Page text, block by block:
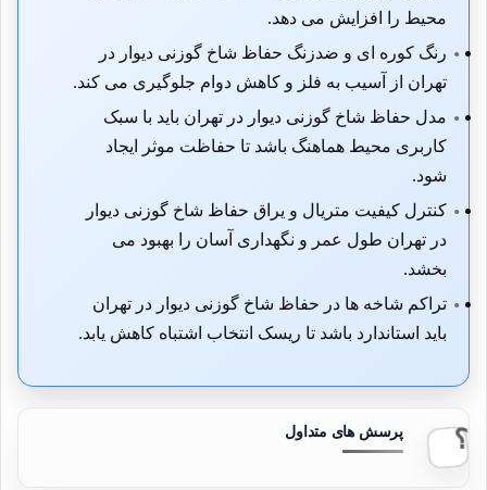
محیط را افزایش می دهد.
رنگ کوره ای و ضدزنگ حفاظ شاخ گوزنی دیوار در
تهران از آسیب به فلز و کاهش دوام جلوگیری می کند.
مدل حفاظ شاخ گوزنی دیوار در تهران باید با سبک
کاربری محیط هماهنگ باشد تا حفاظت موثر ایجاد
شود.
کنترل کیفیت متریال و یراق حفاظ شاخ گوزنی دیوار
در تهران طول عمر و نگهداری آسان را بهبود می
بخشد.
تراکم شاخه ها در حفاظ شاخ گوزنی دیوار در تهران
باید استاندارد باشد تا ریسک انتخاب اشتباه کاهش یابد.